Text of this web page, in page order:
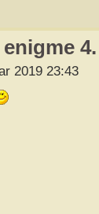
4.
2019 23:43